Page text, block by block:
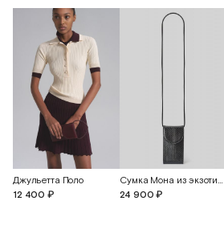
Длина изделия 82
Длина рукава
Джульетта Поло
12 400 ₽
Сумка Мона из экзотической кожи питона
24 900 ₽